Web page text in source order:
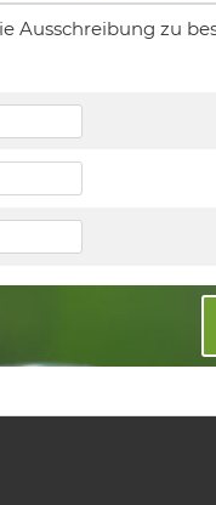
Ausschreibung zu